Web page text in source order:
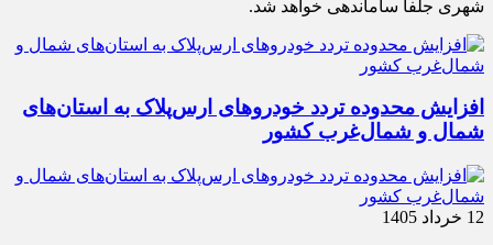
شهری جلفا ساماندهی خواهد شد.
افزایش محدوده تردد خودروهای ارس‌پلاک به استان‌های
شمال و شمال‌غرب کشور
12 خرداد 1405